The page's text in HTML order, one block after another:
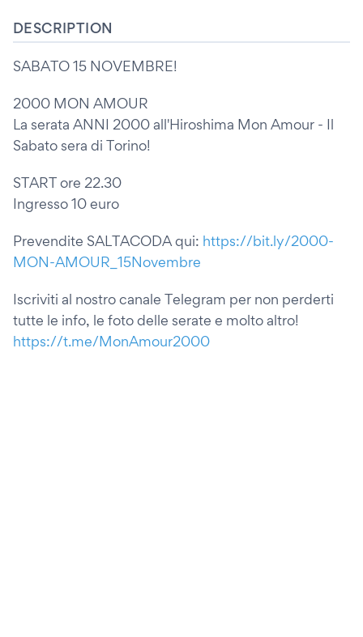
DESCRIPTION
SABATO 15 NOVEMBRE!
2000 MON AMOUR
La serata ANNI 2000 all'Hiroshima Mon Amour - Il
Sabato sera di Torino!
START ore 22.30
Ingresso 10 euro
Prevendite SALTACODA qui: https://bit.ly/2000-
MON-AMOUR_15Novembre
Iscriviti al nostro canale Telegram per non perderti
tutte le info, le foto delle serate e molto altro!
https://t.me/MonAmour2000